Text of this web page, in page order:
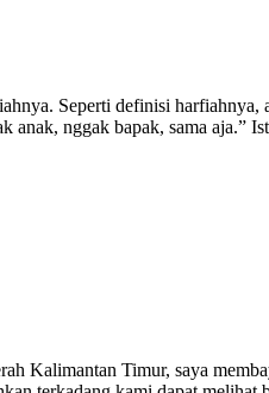
Seperti definisi
nggak bapak, sama aja.”
Kalimantan Timur, saya